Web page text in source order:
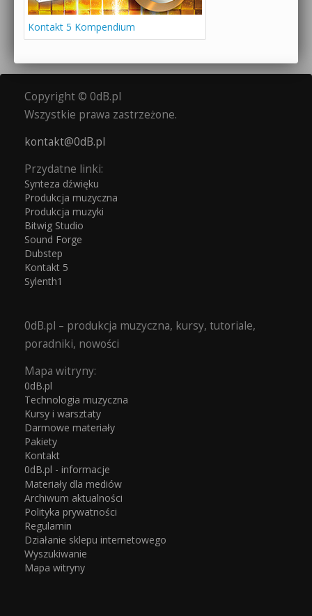
Kontakt 5 Kompendium
Copyright © 0dB.pl
Wszystkie prawa zastrzeżone.
kontakt@0dB.pl
Przydatne linki:
Synteza dźwięku
Produkcja muzyczna
Produkcja muzyki
Bitwig Studio
Sound Forge
Dubstep
Kontakt 5
Sylenth1
0dB.pl – produkcja muzyczna, kursy, tutoriale,
poradniki, nowości
Mapa witryny:
0dB.pl
Technologia muzyczna
Kursy i warsztaty
Darmowe materiały
Pakiety
Kontakt
0dB.pl - informacje
Materiały dla mediów
Archiwum aktualności
Polityka prywatności
Regulamin
Działanie sklepu internetowego
Wyszukiwanie
Mapa witryny